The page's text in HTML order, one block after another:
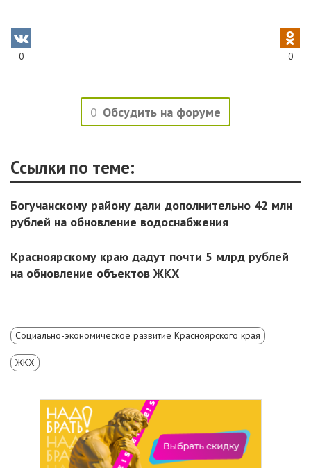
0 0
0 Обсудить на форуме
Ссылки по теме:
Богучанскому району дали дополнительно 42 млн
рублей на обновление водоснабжения
Красноярскому краю дадут почти 5 млрд рублей
на обновление объектов ЖКХ
Социально-экономическое развитие Красноярского края
ЖКХ